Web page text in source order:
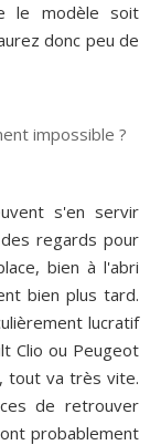
le modèle soit
donc peu de
s'en servir
regards pour
bien à l'abri
bien plus tard.
lucratif
Clio ou Peugeot
tout va très vite.
de retrouver
probablement